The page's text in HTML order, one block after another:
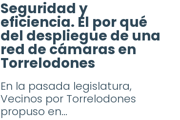
Seguridad y
eficiencia. El por qué
del despliegue de una
red de cámaras en
Torrelodones
En la pasada legislatura,
Vecinos por Torrelodones
propuso en...